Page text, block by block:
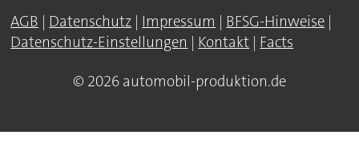
AGB | Datenschutz | Impressum | BFSG-Hinweise |
Datenschutz-Einstellungen | Kontakt | Facts
© 2026 automobil-produktion.de